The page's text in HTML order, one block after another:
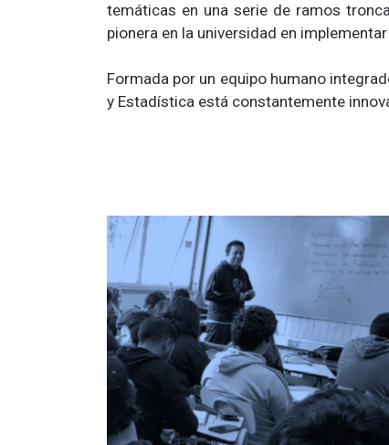
temáticas en una serie de ramos
pionera en la universidad en
Formada por un equipo humano
y Estadística está constantemente